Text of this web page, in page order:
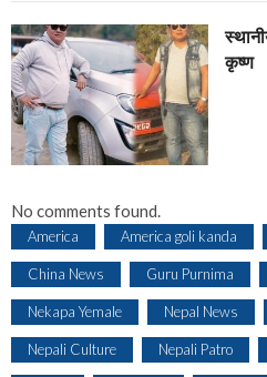
कृष्ण
No comments found.
America America goli kanda
China News Guru Purnima
Nekapa Yemale Nepal News
Nepali Culture Nepali Patro